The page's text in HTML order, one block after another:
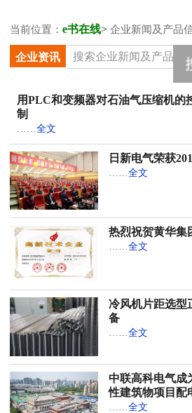
当前位置：e书在线> 企业新闻及产品
企业资讯
用PLC和变频器对石油气压缩机的
制
……全文
日新电气荣获
全文
热烈祝贺黄华集
全文
冷风机片距选型
备
……全文
中联高科电气成
性建筑物项目配
全文